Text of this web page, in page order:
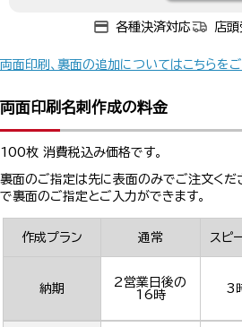
各種決済対応 店頭
両面印刷、裏面の追加についてはこちらをご
両面印刷名刺作成の料金
100枚 消費税込み価格です。
裏面のご指定は先に表面のみでご注文くだ
で裏面のご指定とご入力ができます。
作成プラン 通常 スピ
納期
2営業日後の
16時
3